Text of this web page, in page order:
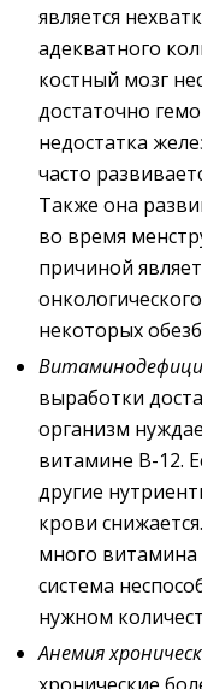
является
адекватного
костный мозг
достаточно
недостатка
часто
Также она
во время
причиной
некоторых
выработки
организм
витамине B-12.
другие
крови
много
система
нужном
Анемия